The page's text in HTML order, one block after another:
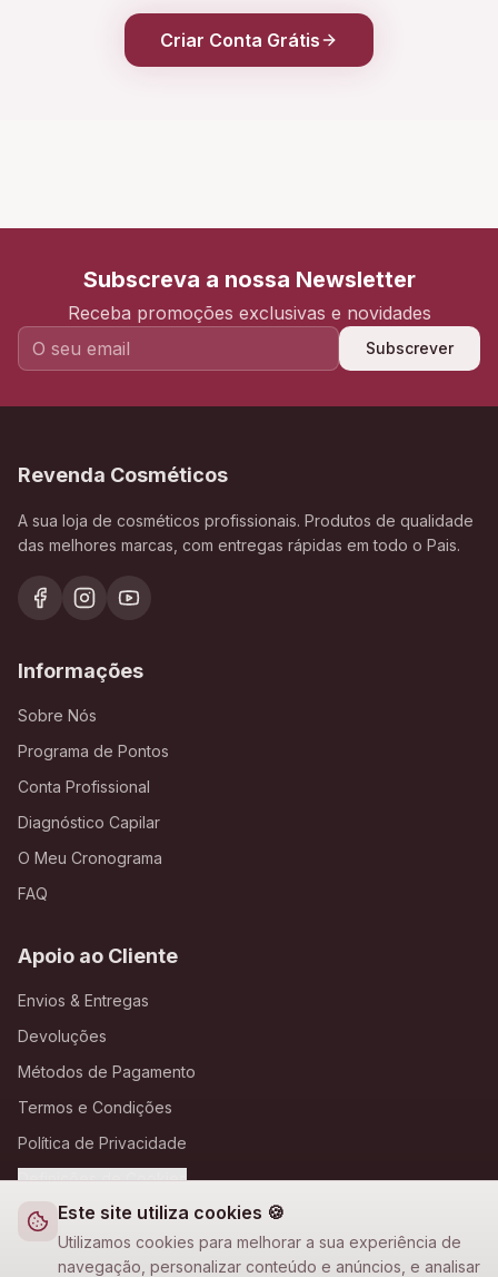
Este site utiliza cookies 🍪
Utilizamos cookies para melhorar a sua experiência de
navegação, personalizar conteúdo e anúncios, e analisar
Criar Conta Grátis
Subscreva a nossa Newsletter
Receba promoções exclusivas e novidades
Subscrever
Revenda Cosméticos
A sua loja de cosméticos profissionais. Produtos de qualidade
das melhores marcas, com entregas rápidas em todo o Pais.
Informações
Sobre Nós
Programa de Pontos
Conta Profissional
Diagnóstico Capilar
O Meu Cronograma
FAQ
Apoio ao Cliente
Envios & Entregas
Devoluções
Métodos de Pagamento
Termos e Condições
Política de Privacidade
Definições de Cookies
A Loja Nova